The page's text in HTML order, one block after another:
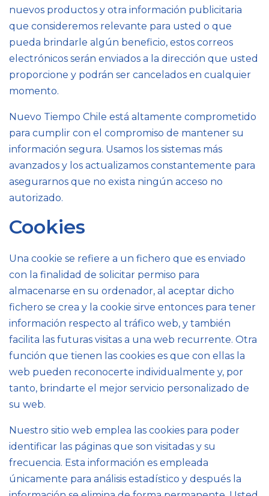
nuevos productos y otra información publicitaria
que consideremos relevante para usted o que
pueda brindarle algún beneficio, estos correos
electrónicos serán enviados a la dirección que usted
proporcione y podrán ser cancelados en cualquier
momento.
Nuevo Tiempo Chile está altamente comprometido
para cumplir con el compromiso de mantener su
información segura. Usamos los sistemas más
avanzados y los actualizamos constantemente para
asegurarnos que no exista ningún acceso no
autorizado.
Cookies
Una cookie se refiere a un fichero que es enviado
con la finalidad de solicitar permiso para
almacenarse en su ordenador, al aceptar dicho
fichero se crea y la cookie sirve entonces para tener
información respecto al tráfico web, y también
facilita las futuras visitas a una web recurrente. Otra
función que tienen las cookies es que con ellas la
web pueden reconocerte individualmente y, por
tanto, brindarte el mejor servicio personalizado de
su web.
Nuestro sitio web emplea las cookies para poder
identificar las páginas que son visitadas y su
frecuencia. Esta información es empleada
únicamente para análisis estadístico y después la